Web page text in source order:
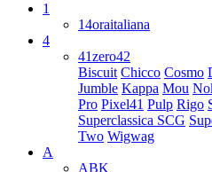
1
14oraitaliana
4
41zero42
Biscuit Chicco Cosmo
Jumble Kappa Mou
Pro Pixel41 Pulp Rigo
Superclassica SCG
Two Wigwag
A
ABK